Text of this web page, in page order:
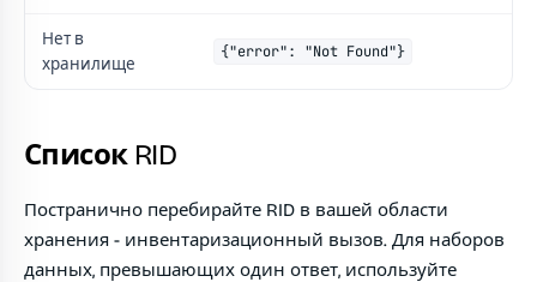
Нет в
хранилище
{"error": "Not Found"}
Список RID
Постранично перебирайте RID в вашей области
хранения - инвентаризационный вызов. Для наборов
данных, превышающих один ответ, используйте